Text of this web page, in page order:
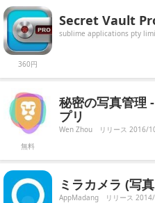
360円
Secret Vault
sublime applications pty
無料
秘密の写真管理
プリ
Wen Zhou リリース 2016/
ミラカメラ (写
AppMadang リリース